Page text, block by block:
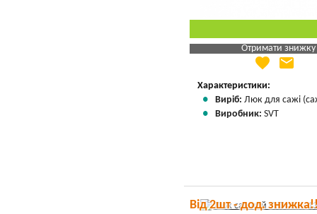
Отримати знижку
Яка Ваша ціна
Вказати мою ціну
favorite email
Характеристики:
Виріб: Люк для сажі
Виробник: SVT
Від 2шт - дод.